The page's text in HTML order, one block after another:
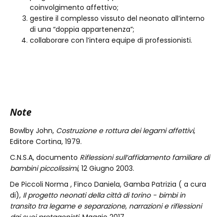
coinvolgimento affettivo;
gestire il complesso vissuto del neonato all’interno
di una “doppia appartenenza”;
collaborare con l’intera equipe di professionisti.
Note
Bowlby John, Costruzione e rottura dei legami affettivi,
Editore Cortina, 1979.
C.N.S.A, documento Riflessioni sull’affidamento familiare di
bambini piccolissimi, 12 Giugno 2003.
De Piccoli Norma , Finco Daniela, Gamba Patrizia ( a cura
di), Il progetto neonati della città di torino - bimbi in
transito tra legame e separazione, narrazioni e riflessioni